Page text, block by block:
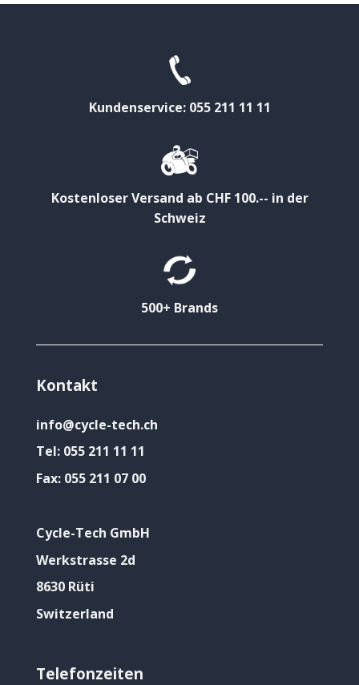
Kundenservice: 055 211 11 11
Kostenloser Versand ab CHF 100.-- in der
Schweiz
500+ Brands
Kontakt
info@cycle-tech.ch
Tel: 055 211 11 11
Fax: 055 211 07 00
Cycle-Tech GmbH
Werkstrasse 2d
8630 Rüti
Switzerland
Telefonzeiten